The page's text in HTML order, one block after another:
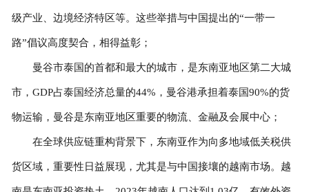
级产业、边境经济特区等。这些举措与中国提出的“一带一
路”倡议高度契合，相得益彰；
曼谷市泰国的首都和最大的城市，是东南亚地区第二大城
市，GDP占泰国经济总量的44%，曼谷港承担着泰国90%的货
物运输，曼谷是东南亚地区重要的物流、金融及会展中心；
在全球供应链重构背景下，东南亚作为向多地域低关税供
货区域，重要性日益展现，尤其是与中国接壤的越南市场。越